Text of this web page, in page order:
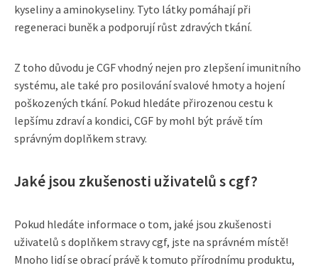
kyseliny a aminokyseliny. Tyto látky pomáhají při
regeneraci buněk a podporují růst zdravých tkání.
Z toho důvodu je CGF vhodný nejen pro zlepšení imunitního
systému, ale také pro posilování svalové hmoty a hojení
poškozených tkání. Pokud hledáte přirozenou cestu k
lepšímu zdraví a kondici, CGF by mohl být právě tím
správným doplňkem stravy.
Jaké jsou zkušenosti uživatelů s cgf?
Pokud hledáte informace o tom, jaké jsou zkušenosti
uživatelů s doplňkem stravy cgf, jste na správném místě!
Mnoho lidí se obrací právě k tomuto přírodnímu produktu,